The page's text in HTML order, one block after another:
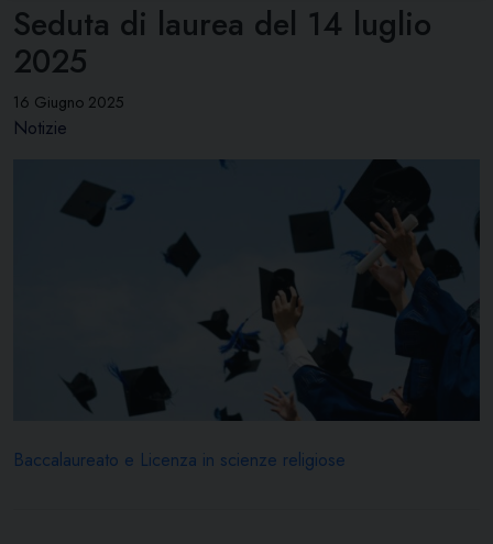
Seduta di laurea del 14 luglio
2025
16 Giugno 2025
Notizie
Baccalaureato e Licenza in scienze religiose